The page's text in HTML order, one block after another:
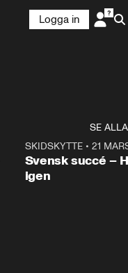
Logga in
SE ALLA
SKIDSKYTTE• 21
Svensk succé –
igen